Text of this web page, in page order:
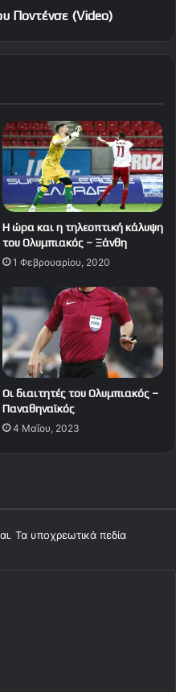
Ποντένσε (Video)
Η ώρα και η τηλεοπτική κάλυψη
του Ολυμπιακός – Ξάνθη
1 Φεβρουαρίου, 2020
Οι διαιτητές του Ολυμπιακός –
Παναθηναϊκός
4 Μαΐου, 2023
Τα υποχρεωτικά πεδία